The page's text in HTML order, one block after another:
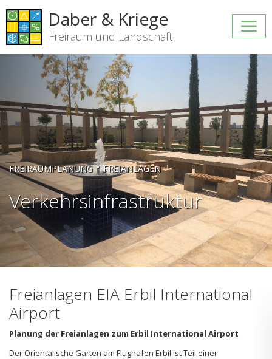
Daber & Kriege
Freiraum und Landschaft
FREIRAUMPLANUNG•FREIANLAGEN
Verkehrsinfrastruktur
Freianlagen EIA Erbil International
Airport
Planung der Freianlagen zum Erbil International Airport
Der Orientalische Garten am Flughafen Erbil ist Teil einer